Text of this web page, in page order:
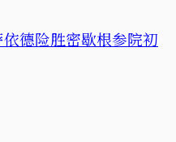
德险胜密歇根参院初